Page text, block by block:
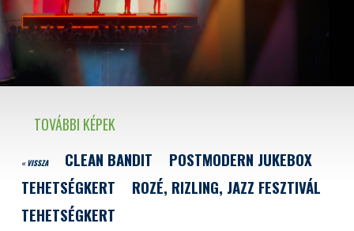
TOVÁBBI KÉPEK
« VISSZA CLEAN BANDIT
POSTMODERN JUKEBOX
TEHETSÉGKERT
ROZÉ, RIZLING, JAZZ FESZTIVÁL
TEHETSÉGKERT